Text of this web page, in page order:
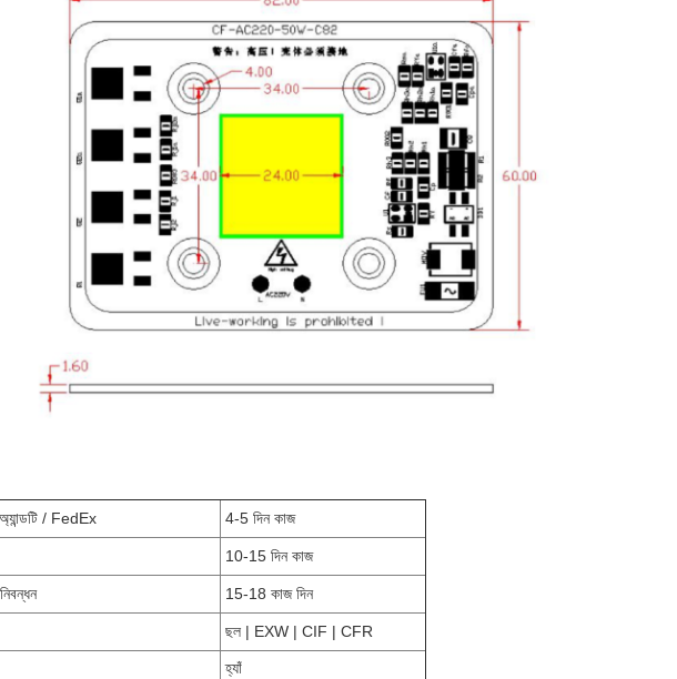
/ FedEx
4-5 দিন কাজ
10-15 দিন কাজ
15-18 কাজ দিন
ছল | EXW | CIF | CFR
হ্যাঁ